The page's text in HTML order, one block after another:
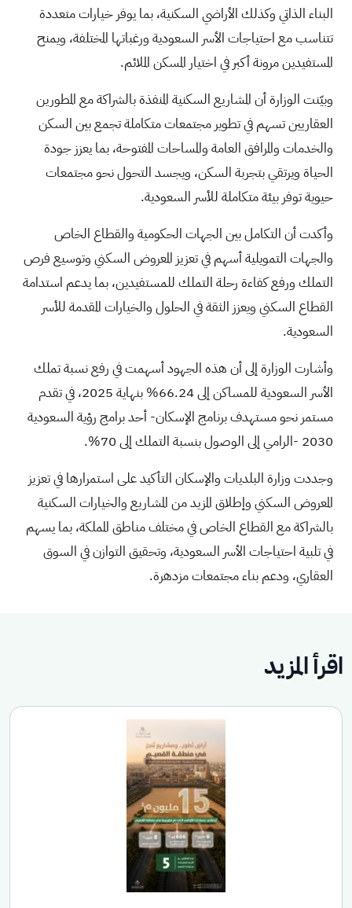
البناء الذاتي وكذلك الأراضي السكنية، بما يوفر خيارات متعددة
تتناسب مع احتياجات الأسر السعودية ورغباتها المختلفة، ويمنح
المستفيدين مرونة أكبر في اختيار المسكن الملائم.
وبيّنت الوزارة أن المشاريع السكنية المنفذة بالشراكة مع المطورين
العقاريين تسهم في تطوير مجتمعات متكاملة تجمع بين السكن
والخدمات والمرافق العامة والمساحات المفتوحة، بما يعزز جودة
الحياة ويرتقي بتجربة السكن، ويجسد التحول نحو مجتمعات
حيوية توفر بيئة متكاملة للأسر السعودية.
وأكدت أن التكامل بين الجهات الحكومية والقطاع الخاص
والجهات التمويلية أسهم في تعزيز المعروض السكني وتوسيع فرص
التملك ورفع كفاءة رحلة التملك للمستفيدين، بما يدعم استدامة
القطاع السكني ويعزز الثقة في الحلول والخيارات المقدمة للأسر
السعودية.
وأشارت الوزارة إلى أن هذه الجهود أسهمت في رفع نسبة تملك
الأسر السعودية للمساكن إلى 66.24% بنهاية 2025، في تقدم
مستمر نحو مستهدف برنامج الإسكان- أحد برامج رؤية السعودية
2030 -الرامي إلى الوصول بنسبة التملك إلى 70%.
وجددت وزارة البلديات والإسكان التأكيد على استمرارها في تعزيز
المعروض السكني وإطلاق المزيد من المشاريع والخيارات السكنية
بالشراكة مع القطاع الخاص في مختلف مناطق المملكة، بما يسهم
في تلبية احتياجات الأسر السعودية، وتحقيق التوازن في السوق
العقاري، ودعم بناء مجتمعات مزدهرة.
اقرأ المزيد